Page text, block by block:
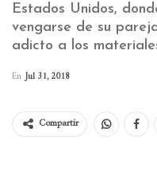
Estados Unidos,
vengarse de su
adicto a los
En Jul 31, 2018
Compartir